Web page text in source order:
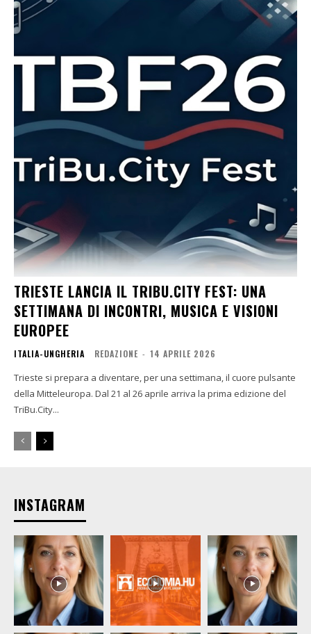
TRIESTE LANCIA IL TRIBU.CITY FEST: UNA
SETTIMANA DI INCONTRI, MUSICA E VISIONI
EUROPEE
ITALIA-UNGHERIA REDAZIONE - 14 APRILE 2026
Trieste si prepara a diventare, per una settimana, il cuore pulsante
della Mitteleuropa. Dal 21 al 26 aprile arriva la prima edizione del
TriBu.City...
INSTAGRAM